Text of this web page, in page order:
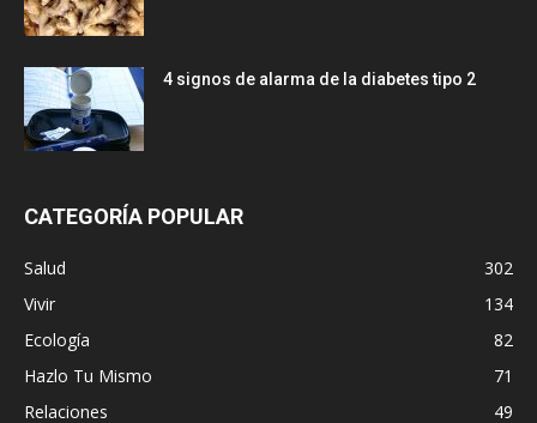
4 signos de alarma de la diabetes tipo 2
CATEGORÍA POPULAR
Salud
302
Vivir
134
Ecología
82
Hazlo Tu Mismo
71
Relaciones
49